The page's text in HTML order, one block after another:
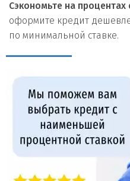
Сэкономьте на процентах
оформите кредит
по минимальной ставке.